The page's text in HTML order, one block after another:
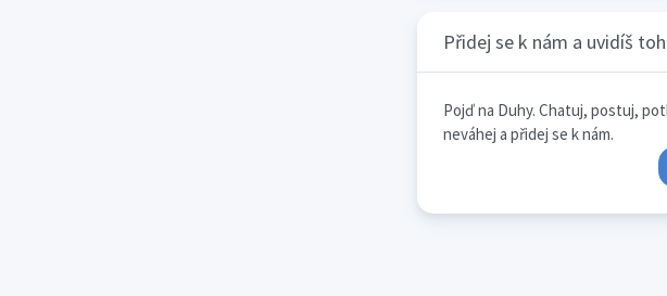
Přidej se k nám a uvidíš
Pojď na Duhy. Chatuj, postuj,
neváhej a přidej se k nám.